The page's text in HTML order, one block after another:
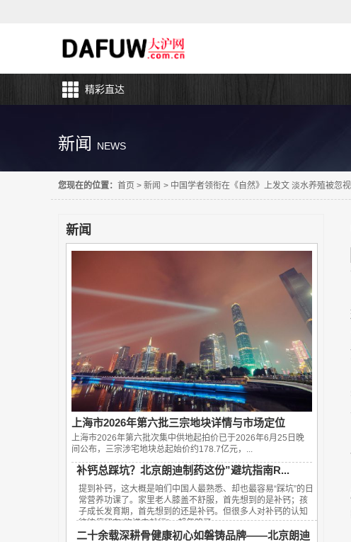
精彩直达
新闻 NEWS
您现在的位置： 首页 > 新闻 > 中国学者领衔在《自然》上发文 淡水养殖被忽
新闻
上海市2026年第六批三宗地块详情与市场定位
上海市2026年第六批次集中供地起拍价已于2026年6月25日晚
间公布，‌三宗涉宅地块总起始价约178.7亿元‌，...
补钙总踩坑？北京朗迪制药这份”避坑指南R...
提到补钙，这大概是咱们中国人最熟悉、却也最容易“踩坑”的日
常营养功课了。家里老人膝盖不舒服，首先想到的是补钙；孩
子成长发育期，首先想到的还是补钙。但很多人对补钙的认知
往往停留在“吃进去就行”，却忽略了...
二十余载深耕骨健康初心如磐铸品牌——北京朗迪